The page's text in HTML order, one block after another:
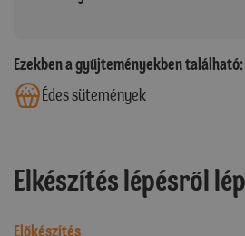
Ezekben a gyűjteményekben található:
Édes sütemények
Elkészítés lépésről
Előkészítés